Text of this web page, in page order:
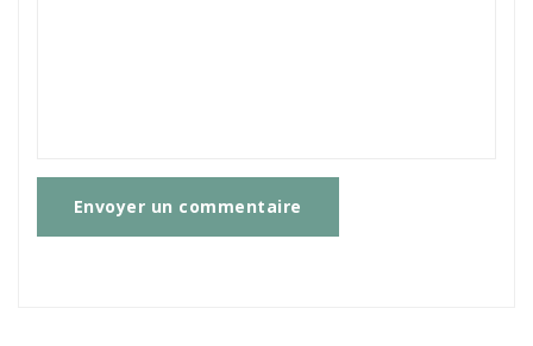
Envoyer un commentaire